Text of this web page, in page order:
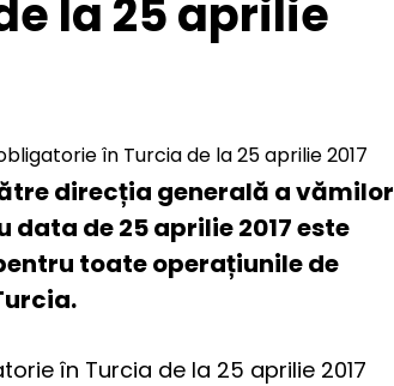
la 25 aprilie
direcția generală a vămilor
de 25 aprilie 2017 este
toate operațiunile de